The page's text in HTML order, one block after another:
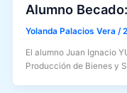
Alumno
Yolanda Palacios Vera /
El alumno Juan Ignacio
Producción de Bienes y